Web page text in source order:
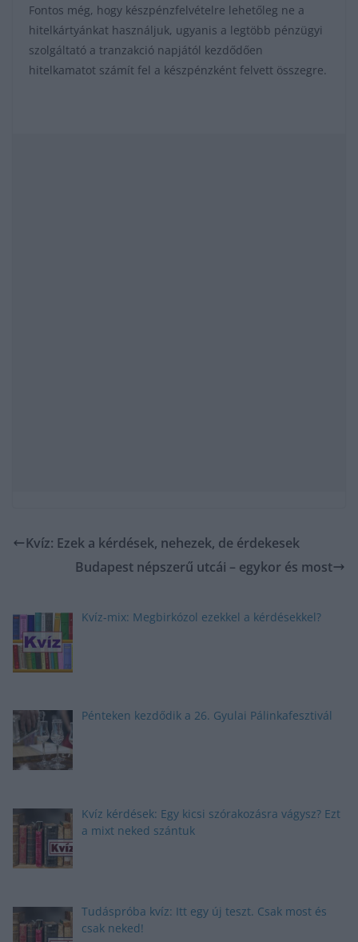
Fontos még, hogy készpénzfelvételre lehetőleg ne a
hitelkártyánkat használjuk, ugyanis a legtöbb pénzügyi
szolgáltató a tranzakció napjától kezdődően
hitelkamatot számít fel a készpénzként felvett összegre.
Kvíz: Ezek a kérdések, nehezek, de érdekesek
Budapest népszerű utcái – egykor és most
Kvíz-mix: Megbirkózol ezekkel a kérdésekkel?
Pénteken kezdődik a 26. Gyulai Pálinkafesztivál
Kvíz kérdések: Egy kicsi szórakozásra vágysz? Ezt
a mixt neked szántuk
Tudáspróba kvíz: Itt egy új teszt. Csak most és
csak neked!